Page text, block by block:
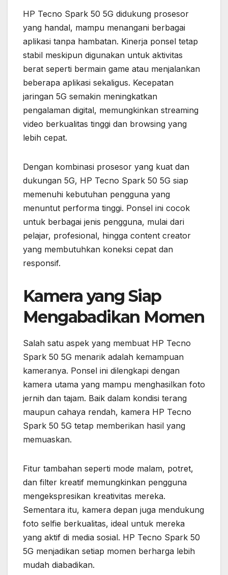
HP Tecno Spark 50 5G didukung prosesor
yang handal, mampu menangani berbagai
aplikasi tanpa hambatan. Kinerja ponsel tetap
stabil meskipun digunakan untuk aktivitas
berat seperti bermain game atau menjalankan
beberapa aplikasi sekaligus. Kecepatan
jaringan 5G semakin meningkatkan
pengalaman digital, memungkinkan streaming
video berkualitas tinggi dan browsing yang
lebih cepat.
Dengan kombinasi prosesor yang kuat dan
dukungan 5G, HP Tecno Spark 50 5G siap
memenuhi kebutuhan pengguna yang
menuntut performa tinggi. Ponsel ini cocok
untuk berbagai jenis pengguna, mulai dari
pelajar, profesional, hingga content creator
yang membutuhkan koneksi cepat dan
responsif.
Kamera yang Siap
Mengabadikan Momen
Salah satu aspek yang membuat HP Tecno
Spark 50 5G menarik adalah kemampuan
kameranya. Ponsel ini dilengkapi dengan
kamera utama yang mampu menghasilkan foto
jernih dan tajam. Baik dalam kondisi terang
maupun cahaya rendah, kamera HP Tecno
Spark 50 5G tetap memberikan hasil yang
memuaskan.
Fitur tambahan seperti mode malam, potret,
dan filter kreatif memungkinkan pengguna
mengekspresikan kreativitas mereka.
Sementara itu, kamera depan juga mendukung
foto selfie berkualitas, ideal untuk mereka
yang aktif di media sosial. HP Tecno Spark 50
5G menjadikan setiap momen berharga lebih
mudah diabadikan.